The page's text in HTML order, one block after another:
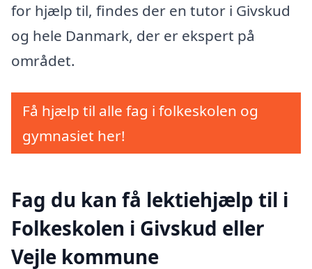
for hjælp til, findes der en tutor i Givskud
og hele Danmark, der er ekspert på
området.
Få hjælp til alle fag i folkeskolen og
gymnasiet her!
Fag du kan få lektiehjælp til i
Folkeskolen i Givskud eller
Vejle kommune